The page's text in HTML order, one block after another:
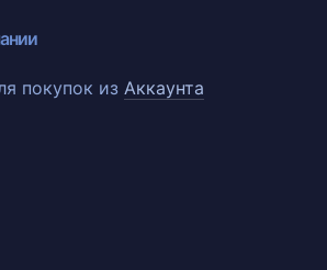
покупок из Аккаунта